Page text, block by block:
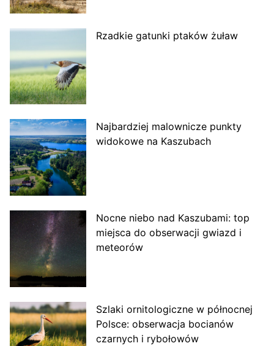
Rzadkie gatunki ptaków żuław
Najbardziej malownicze punkty
widokowe na Kaszubach
Nocne niebo nad Kaszubami: top
miejsca do obserwacji gwiazd i
meteorów
Szlaki ornitologiczne w północnej
Polsce: obserwacja bocianów
czarnych i rybołowów